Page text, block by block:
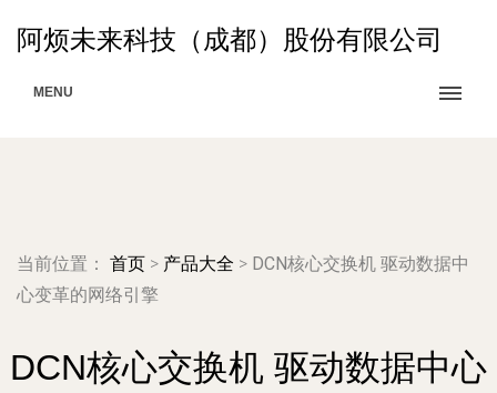
阿烦未来科技（成都）股份有限公司
MENU
当前位置： 首页 > 产品大全 > DCN核心交换机 驱动数据中
心变革的网络引擎
DCN核心交换机 驱动数据中心